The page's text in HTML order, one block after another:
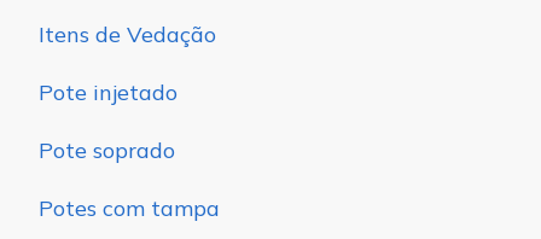
Itens de Vedação
Pote injetado
Pote soprado
Potes com tampa